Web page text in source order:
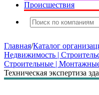
Происшествия
Главная/Каталог
Недвижимость |
Строительные |
Техническая экспертиза